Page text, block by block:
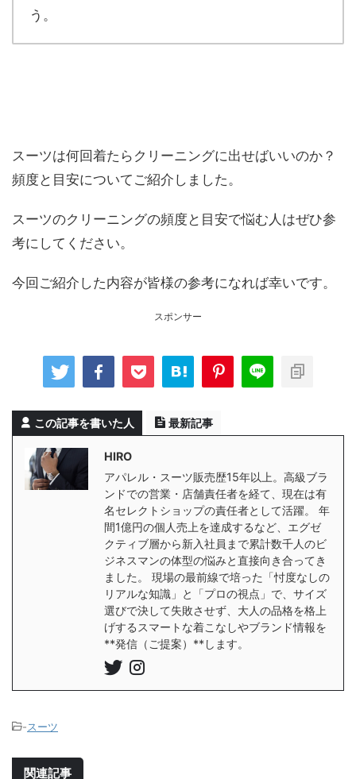
う。
スーツは何回着たらクリーニングに出せばいいのか？
頻度と目安についてご紹介しました。
スーツのクリーニングの頻度と目安で悩む人はぜひ参
考にしてください。
今回ご紹介した内容が皆様の参考になれば幸いです。
スポンサー
この記事を書いた人 最新記事
HIRO
アパレル・スーツ販売歴15年以上。高級ブラ
ンドでの営業・店舗責任者を経て、現在は有
名セレクトショップの責任者として活躍。 年
間1億円の個人売上を達成するなど、エグゼ
クティブ層から新入社員まで累計数千人のビ
ジネスマンの体型の悩みと直接向き合ってき
ました。 現場の最前線で培った「忖度なしの
リアルな知識」と「プロの視点」で、サイズ
選びで決して失敗させず、大人の品格を格上
げするスマートな着こなしやブランド情報を
**発信（ご提案）**します。
-スーツ
関連記事